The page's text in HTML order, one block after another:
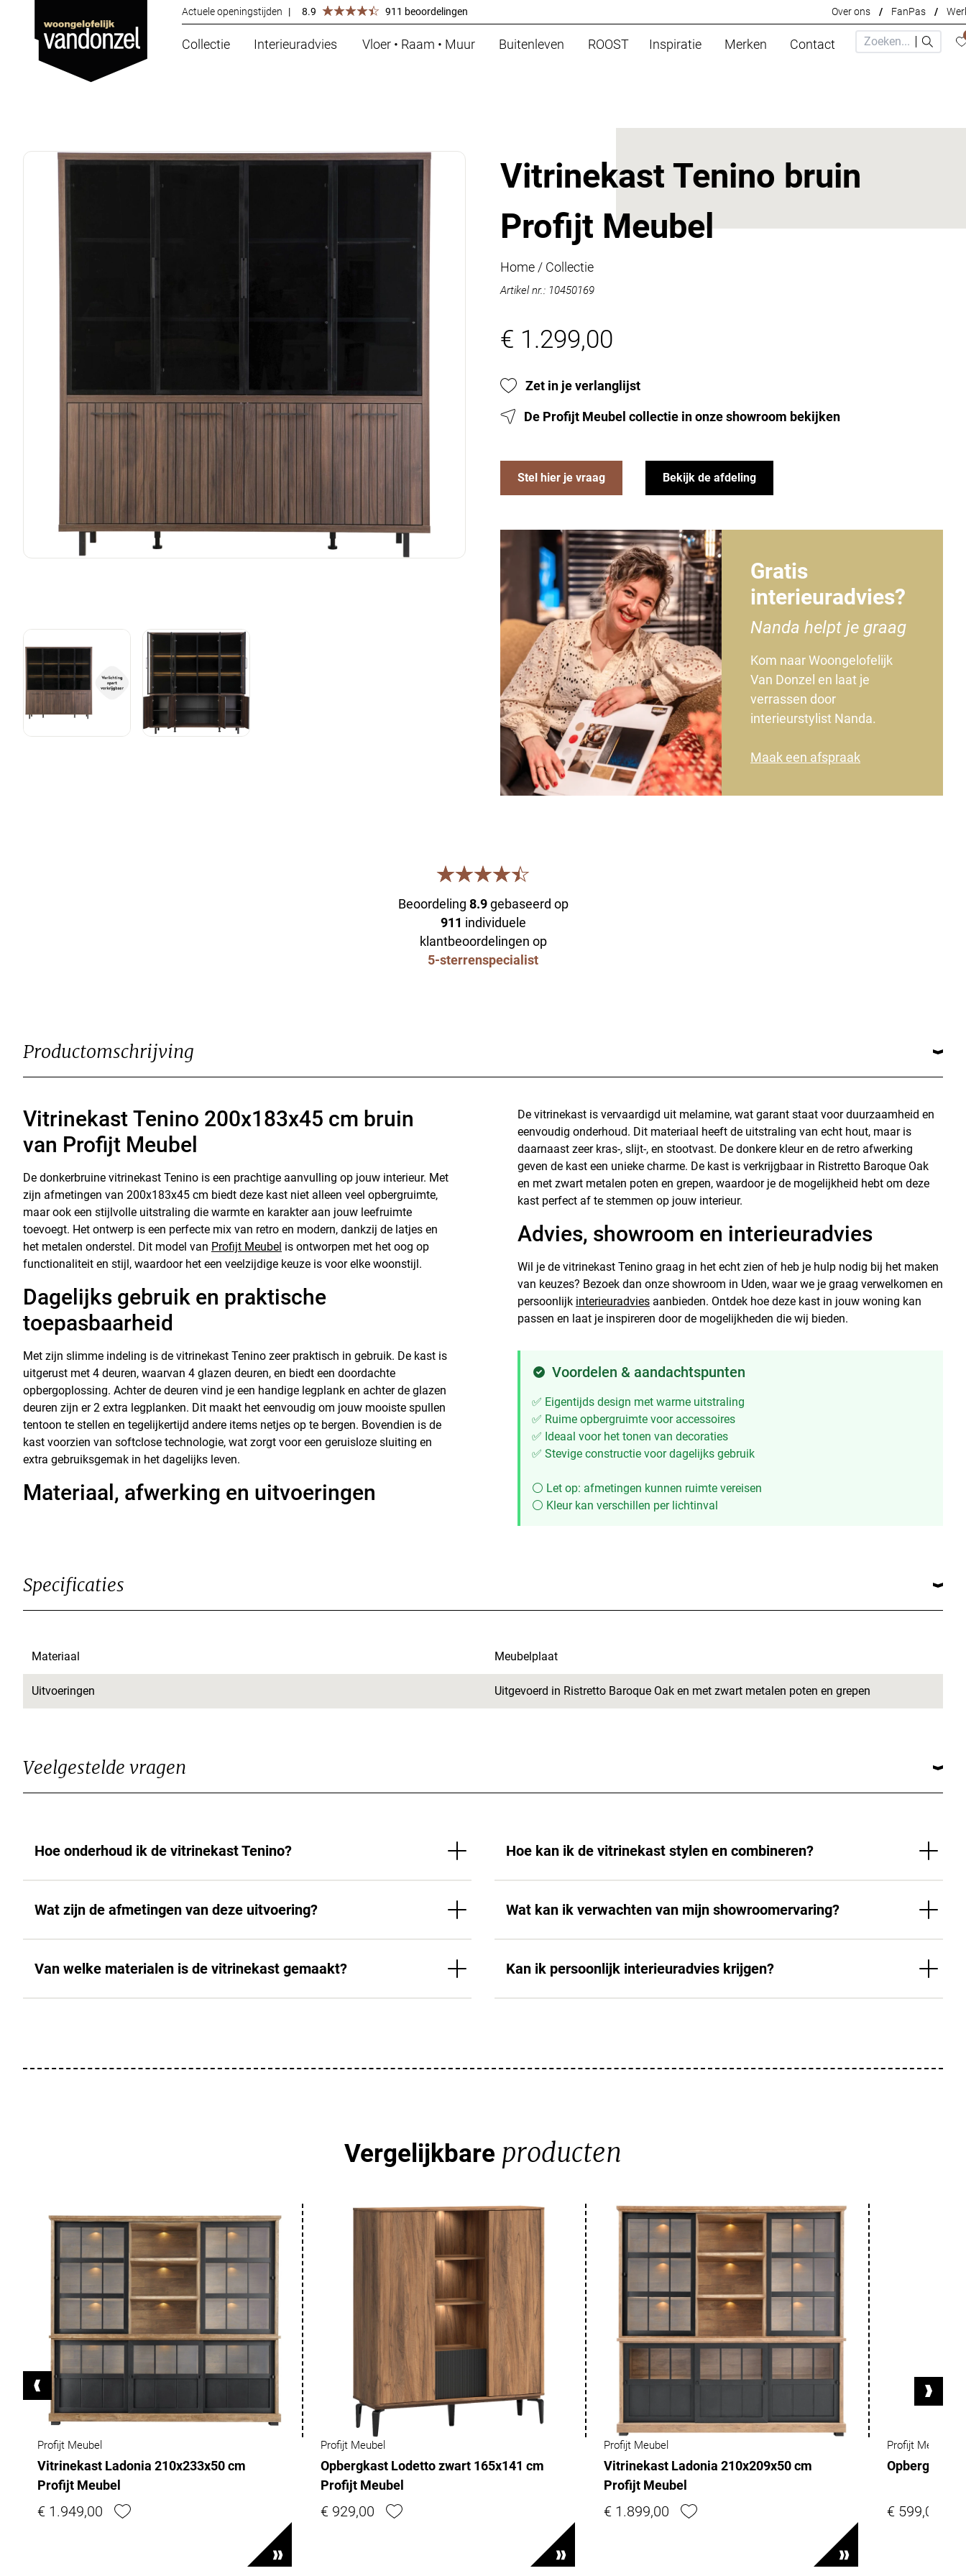
Actuele openingstijden | 8.9 911 beoordelingen Over ons / FanPas /
Collectie Interieuradvies Vloer • Raam • Muur Buitenleven ROOST Inspiratie Merken Contact
Vitrinekast Tenino bruin
Profijt Meubel
Home / Collectie
Artikel nr.: 10450169
€ 1.299,00
Zet in je verlanglijst
De Profijt Meubel collectie in onze showroom bekijken
Stel hier je vraag Bekijk de afdeling
Gratis
interieuradvies?
Nanda helpt je graag
Kom naar Woongelofelijk
Van Donzel en laat je
verrassen door
interieurstylist Nanda.
Maak een afspraak
Beoordeling 8.9gebaseerd op
911 individuele
klantbeoordelingen op
5-sterrenspecialist
Productomschrijving
Vitrinekast Tenino 200x183x45 cm bruin
van Profijt Meubel
De donkerbruine vitrinekast Tenino is een prachtige aanvulling op jouw interieur. Met
zijn afmetingen van 200x183x45 cm biedt deze kast niet alleen veel opbergruimte,
maar ook een stijlvolle uitstraling die warmte en karakter aan jouw leefruimte
toevoegt. Het ontwerp is een perfecte mix van retro en modern, dankzij de latjes en
het metalen onderstel. Dit model van Profijt Meubel is ontworpen met het oog op
functionaliteit en stijl, waardoor het een veelzijdige keuze is voor elke woonstijl.
Dagelijks gebruik en praktische
toepasbaarheid
Met zijn slimme indeling is de vitrinekast Tenino zeer praktisch in gebruik. De kast is
uitgerust met 4 deuren, waarvan 4 glazen deuren, en biedt een doordachte
opbergoplossing. Achter de deuren vind je een handige legplank en achter de glazen
deuren zijn er 2 extra legplanken. Dit maakt het eenvoudig om jouw mooiste spullen
tentoon te stellen en tegelijkertijd andere items netjes op te bergen. Bovendien is de
kast voorzien van softclose technologie, wat zorgt voor een geruisloze sluiting en
extra gebruiksgemak in het dagelijks leven.
Materiaal, afwerking en uitvoeringen
De vitrinekast is vervaardigd uit melamine, wat garant staat voor duurzaamheid en
eenvoudig onderhoud. Dit materiaal heeft de uitstraling van echt hout, maar is
daarnaast zeer kras-, slijt-, en stootvast. De donkere kleur en de retro afwerking
geven de kast een unieke charme. De kast is verkrijgbaar in Ristretto Baroque Oak
en met zwart metalen poten en grepen, waardoor je de mogelijkheid hebt om deze
kast perfect af te stemmen op jouw interieur.
Advies, showroom en interieuradvies
Wil je de vitrinekast Tenino graag in het echt zien of heb je hulp nodig bij het maken
van keuzes? Bezoek dan onze showroom in Uden, waar we je graag verwelkomen en
persoonlijk interieuradvies aanbieden. Ontdek hoe deze kast in jouw woning kan
passen en laat je inspireren door de mogelijkheden die wij bieden.
Voordelen & aandachtspunten
✅ Eigentijds design met warme uitstraling
✅ Ruime opbergruimte voor accessoires
✅ Ideaal voor het tonen van decoraties
✅ Stevige constructie voor dagelijks gebruik
⚪ Let op: afmetingen kunnen ruimte vereisen
⚪ Kleur kan verschillen per lichtinval
Specificaties
Materiaal Meubelplaat
Uitvoeringen Uitgevoerd in Ristretto Baroque Oak en met zwart metalen poten en grepen
Veelgestelde vragen
Hoe onderhoud ik de vitrinekast Tenino?
Wat zijn de afmetingen van deze uitvoering?
Van welke materialen is de vitrinekast gemaakt?
Hoe kan ik de vitrinekast stylen en combineren?
Wat kan ik verwachten van mijn showroomervaring?
Kan ik persoonlijk interieuradvies krijgen?
Vergelijkbare producten
Profijt Meubel
Vitrinekast Ladonia 210x233x50 cm
Profijt Meubel
€ 1.949,00
Profijt Meubel
Opbergkast Lodetto zwart 165x141 cm
Profijt Meubel
€ 929,00
Profijt Meubel
Vitrinekast Ladonia 210x209x50 cm
Profijt Meubel
€ 1.899,00
Profijt Meubel
Opbergkast
€ 599,00